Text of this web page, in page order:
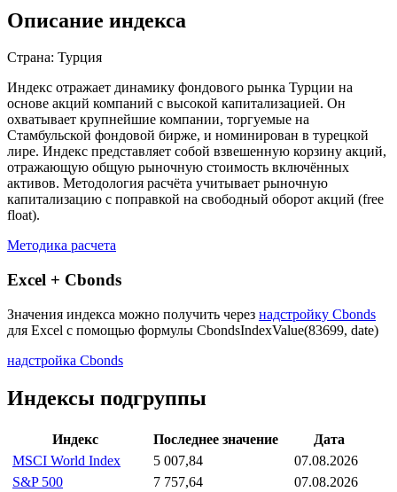
Описание индекса
Страна: Турция
Индекс отражает динамику фондового рынка Турции на
основе акций компаний с высокой капитализацией. Он
охватывает крупнейшие компании, торгуемые на
Стамбульской фондовой бирже, и номинирован в турецкой
лире. Индекс представляет собой взвешенную корзину акций,
отражающую общую рыночную стоимость включённых
активов. Методология расчёта учитывает рыночную
капитализацию с поправкой на свободный оборот акций (free
float).
Методика расчета
Excel + Cbonds
Значения индекса можно получить через надстройку Cbonds
для Excel с помощью формулы CbondsIndexValue(83699, date)
надстройка Cbonds
Индексы подгруппы
Индекс Последнее значение
Дата
MSCI World Index
5 007,84
07.08.2026
S&P 500
7 757,64
07.08.2026